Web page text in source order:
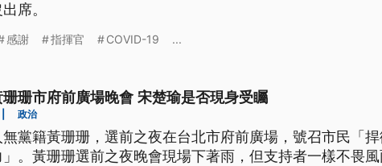
席。
感謝 指揮官 COVID-19 ...
珊市府前廣場晚會 宋楚瑜是否現身受矚
政治
黨籍黃珊珊，選前之夜在台北市府前廣場，號召市民「
。黃珊珊選前之夜晚會現場下著雨，但支持者一樣不畏